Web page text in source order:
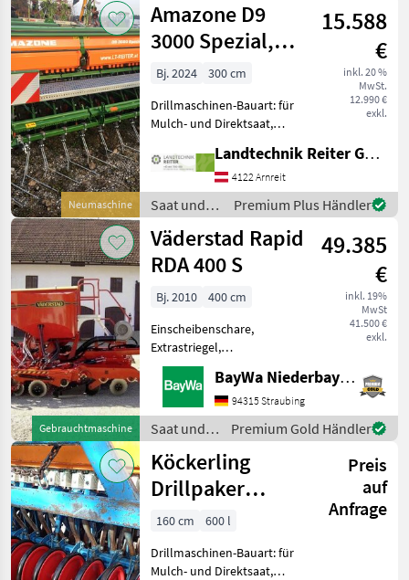
24SD, + Zellenrad
Dosiersystem + Va
Kuhn
Neumaschine
Amazone D9
3000 Spezial,
Scheibenschar
15.588
€
inkl. 20 %
MwSt.
12.990 €
exkl.
Bj. 2024
300 cm
Drillmaschinen-Bauart: für
Mulch- und Direktsaat,
Einscheibenschare,
Extrastriegel Amazone
Scheibenschar Rotec Schar
Reihenabstand 14, 3cm
Control 25 Tief
Landtechnik Reiter GmbH.
4122 Arnreit
Saat und
Pflege /
Amazone
Premium Plus Händler
Gebrauchtmaschine
Väderstad Rapid
RDA 400 S
49.385
€
inkl. 19%
MwSt
41.500 €
exkl.
Bj. 2010
400 cm
Einscheibenschare,
Extrastriegel,
Fahrgassenschaltung,
Fahrwerk, hydr.
Schardruckverstellung
Hektar
2765FahrgassenschaltungHydr.
SchardruckverstellungExaktstriegelUntena
BayWa Niederbayern
94315 Straubing
Saat und
Pflege /
Väderstad
Premium Gold Händler
Köckerling
Drillpaker
160cm
Frontpaker
Preis
auf
Anfrage
160 cm
600 l
Drillmaschinen-Bauart: für
Mulch- und Direktsaat,